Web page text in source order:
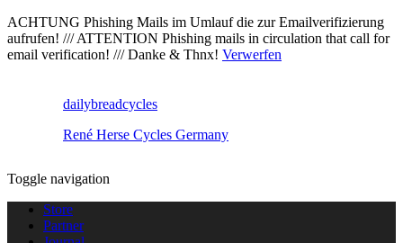
ACHTUNG Phishing Mails im Umlauf die zur Emailverifizierung
aufrufen! /// ATTENTION Phishing mails in circulation that call for
email verification! /// Danke & Thnx! Verwerfen
dailybreadcycles
René Herse Cycles Germany
Toggle navigation
Store
Partner